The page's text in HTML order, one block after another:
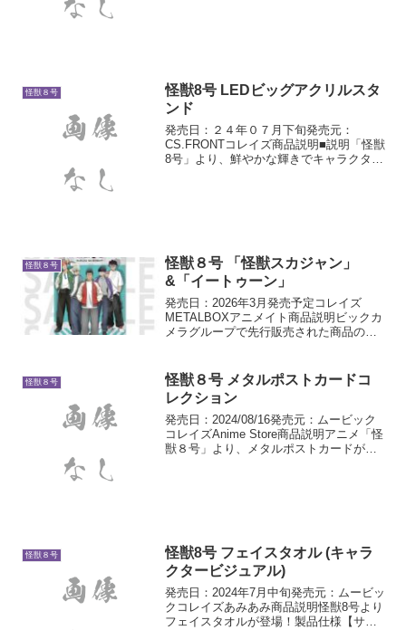
怪獣８号
怪獣8号 LEDビッグアクリルスタ
ンド
発売日：２４年０７月下旬発売元：
CS.FRONTコレイズ商品説明■説明「怪獣
8号」より、鮮やかな輝きでキャラクター
怪獣８号
怪獣８号 「怪獣スカジャン」
&「イートゥーン」
発売日：2026年3月発売予定コレイズ
METALBOXアニメイト商品説明ビックカ
メラグループで先行販売された商品の一
怪獣８号
怪獣８号 メタルポストカードコ
レクション
発売日：2024/08/16発売元：ムービック
コレイズAnime Store商品説明アニメ「怪
獣８号」より、メタルポストカードが登
怪獣８号
怪獣8号 フェイスタオル (キャラ
クタービジュアル)
発売日：2024年7月中旬発売元：ムービッ
クコレイズあみあみ商品説明怪獣8号より
フェイスタオルが登場！製品仕様【サイ